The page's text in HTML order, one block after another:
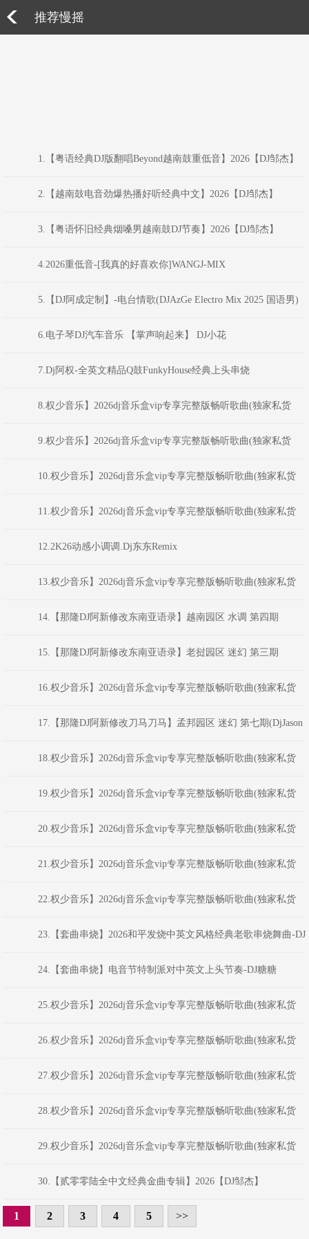
推荐慢摇
1.【粤语经典DJ版翻唱Beyond越南鼓重低音】2026【DJ邹杰】
2.【越南鼓电音劲爆热播好听经典中文】2026【DJ邹杰】
3.【粤语怀旧经典烟嗓男越南鼓DJ节奏】2026【DJ邹杰】
4.2026重低音-[我真的好喜欢你]WANGJ-MIX
5.【DJ阿成定制】-电台情歌(DJAzGe Electro Mix 2025 国语男)
电吉他Solo版6.电子琴DJ汽车音乐 【掌声响起来】 DJ小花
7.Dj阿权-全英文精品Q鼓FunkyHouse经典上头串烧
8.权少音乐】2026dj音乐盒vip专享完整版畅听歌曲(独家私货
(MC小洲-经典语录19喊麦音乐系列车主最爱70专辑领音车载-嗨音社皇
9.权少音乐】2026dj音乐盒vip专享完整版畅听歌曲(独家私货
(MC小洲-经典语录14 喊麦音乐系列车主最爱68专辑领音车载-嗨音社皇
10.权少音乐】2026dj音乐盒vip专享完整版畅听歌曲(独家私货
(MC小洲-经典语录13 喊麦音乐系列车主最爱67专辑领音车载-嗨音社皇
11.权少音乐】2026dj音乐盒vip专享完整版畅听歌曲(独家私货
(MC小洲-经典语录11喊麦音乐系列车主最爱64专辑领音车载-嗨音社皇
12.2K26动感小调调.Dj东东Remix
13.权少音乐】2026dj音乐盒vip专享完整版畅听歌曲(独家私货
(MC小洲-经典语录9喊麦音乐系列车主最爱55专辑领音车载-嗨音社皇家
14.【那隆DJ阿新修改东南亚语录】越南园区 水调 第四期
(DjJason阿杰 FKHouse Rmx)
15.【那隆DJ阿新修改东南亚语录】老挝园区 迷幻 第三期
(DjJason阿杰 FKHouse Rmx)
16.权少音乐】2026dj音乐盒vip专享完整版畅听歌曲(独家私货
(MC小月-天生一对DJ喊麦音乐系列车主最爱54专辑领音车载-嗨音社皇
17.【那隆DJ阿新修改刀马刀马】孟邦园区 迷幻 第七期(DjJason
阿杰 FKHouse Rmx)
18.权少音乐】2026dj音乐盒vip专享完整版畅听歌曲(独家私货
(MC小月-思密达DJ喊麦音乐系列车主最爱50专辑领音车载-嗨音社皇家
19.权少音乐】2026dj音乐盒vip专享完整版畅听歌曲(独家私货
(MC小月-时速157MB喊麦音乐系列车主最爱45专辑领音车载-嗨音社皇
家DJ志權
20.权少音乐】2026dj音乐盒vip专享完整版畅听歌曲(独家私货
(MC水公主-跳舞节奏 新旋律喊麦音乐系列车主最爱41专辑领音车载-嗨
21.权少音乐】2026dj音乐盒vip专享完整版畅听歌曲(独家私货
(MC洪磊-不变的音乐 经典老歌喊麦音乐系列车主最爱40专辑领音车载-
22.权少音乐】2026dj音乐盒vip专享完整版畅听歌曲(独家私货
(MC小洲-经典语录5 喊麦音乐系列车主最爱39专辑领音车载-嗨音社皇
23.【套曲串烧】2026和平发烧中英文风格经典老歌串烧舞曲-DJ
24.【套曲串烧】电音节特制派对中英文上头节奏-DJ糖糖
25.权少音乐】2026dj音乐盒vip专享完整版畅听歌曲(独家私货
(MC九局-如果我是dj喊麦音乐系列车主最爱37专辑领音车载-嗨音社皇
26.权少音乐】2026dj音乐盒vip专享完整版畅听歌曲(独家私货
(MC小月-DJ喊麦音乐系列车主最爱34专辑领音车载-嗨音社皇家DJ志
27.权少音乐】2026dj音乐盒vip专享完整版畅听歌曲(独家私货
(MC洪磊-2020经典语言喊麦音乐系列车主最爱36专辑领音车载-嗨音社
28.权少音乐】2026dj音乐盒vip专享完整版畅听歌曲(独家私货
(MC水公主-DJ- 喊麦音乐系列车主最爱33专辑领音车载-嗨音社
29.权少音乐】2026dj音乐盒vip专享完整版畅听歌曲(独家私货
(MC小月-陪你到底DJ喊麦音乐系列车主最爱30专辑领音车载-嗨音社皇
家DJ志
30.【贰零零陆全中文经典金曲专辑】2026【DJ邹杰】
1 2 3 4 5 >>